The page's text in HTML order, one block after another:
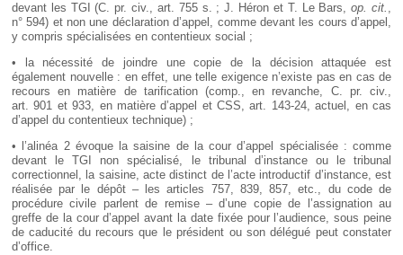
devant les TGI (C. pr. civ., art. 755 s. ; J. Héron et T. Le Bars,op. cit. ,
n° 594) et non une déclaration d’appel, comme devant les cours d’appel,
y compris spécialisées en contentieux social ;
• la nécessité de joindre une copie de la décision attaquée est
également nouvelle : en effet, une telle exigence n’existe pas en cas de
recours en matière de tarification (comp., en revanche, C. pr. civ.,
art. 901 et 933, en matière d’appel et CSS, art. 143-24, actuel, en cas
d’appel du contentieux technique) ;
• l’alinéa 2 évoque la saisine de la cour d’appel spécialisée : comme
devant le TGI non spécialisé, le tribunal d’instance ou le tribunal
correctionnel, la saisine, acte distinct de l’acte introductif d’instance, est
réalisée par le dépôt – les articles 757, 839, 857, etc., du code de
procédure civile parlent de remise – d’une copie de l’assignation au
greffe de la cour d’appel avant la date fixée pour l’audience, sous peine
de caducité du recours que le président ou son délégué peut constater
d’office.